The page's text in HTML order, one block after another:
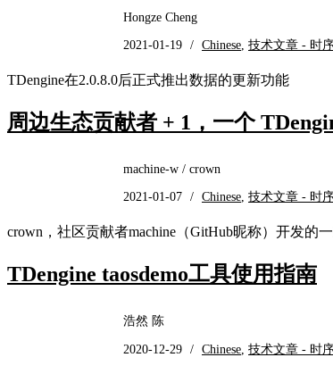
Hongze Cheng
2021-01-19 / Chinese, 技术文章 - 时
TDengine在2.0.8.0后正式推出数据的更新功能
周边生态贡献者 + 1，一个
machine-w / crown
2021-01-07 / Chinese 技术文章 - 时
crown，社区贡献者machine（GitHub昵称）开发的
TDengine taosdemo工具使用指南
浩然 陈
2020-12-29 / Chinese 技术文章 - 时